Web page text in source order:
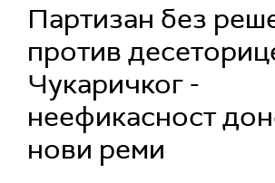
Партизан без
против
Чукаричког -
неефикасност
нови реми